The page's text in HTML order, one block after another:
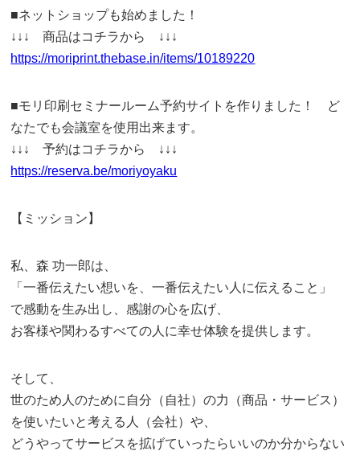
■ネットショップも始めました！
↓↓↓ 商品はコチラから ↓↓↓
https://moriprint.thebase.in/items/10189220
■モリ印刷セミナールーム予約サイトを作りました！ ど
なたでも会議室を使用出来ます。
↓↓↓ 予約はコチラから ↓↓↓
https://reserva.be/moriyoyaku
【ミッション】
私、森 功一郎は、
「一番伝えたい想いを、一番伝えたい人に伝えること」
で感動を生み出し、感謝の心を広げ、
お客様や関わるすべての人に幸せ体験を提供します。
そして、
世のため人のために自分（自社）の力（商品・サービス）
を使いたいと考える人（会社）や、
どうやってサービスを拡げていったらいいのか分からない